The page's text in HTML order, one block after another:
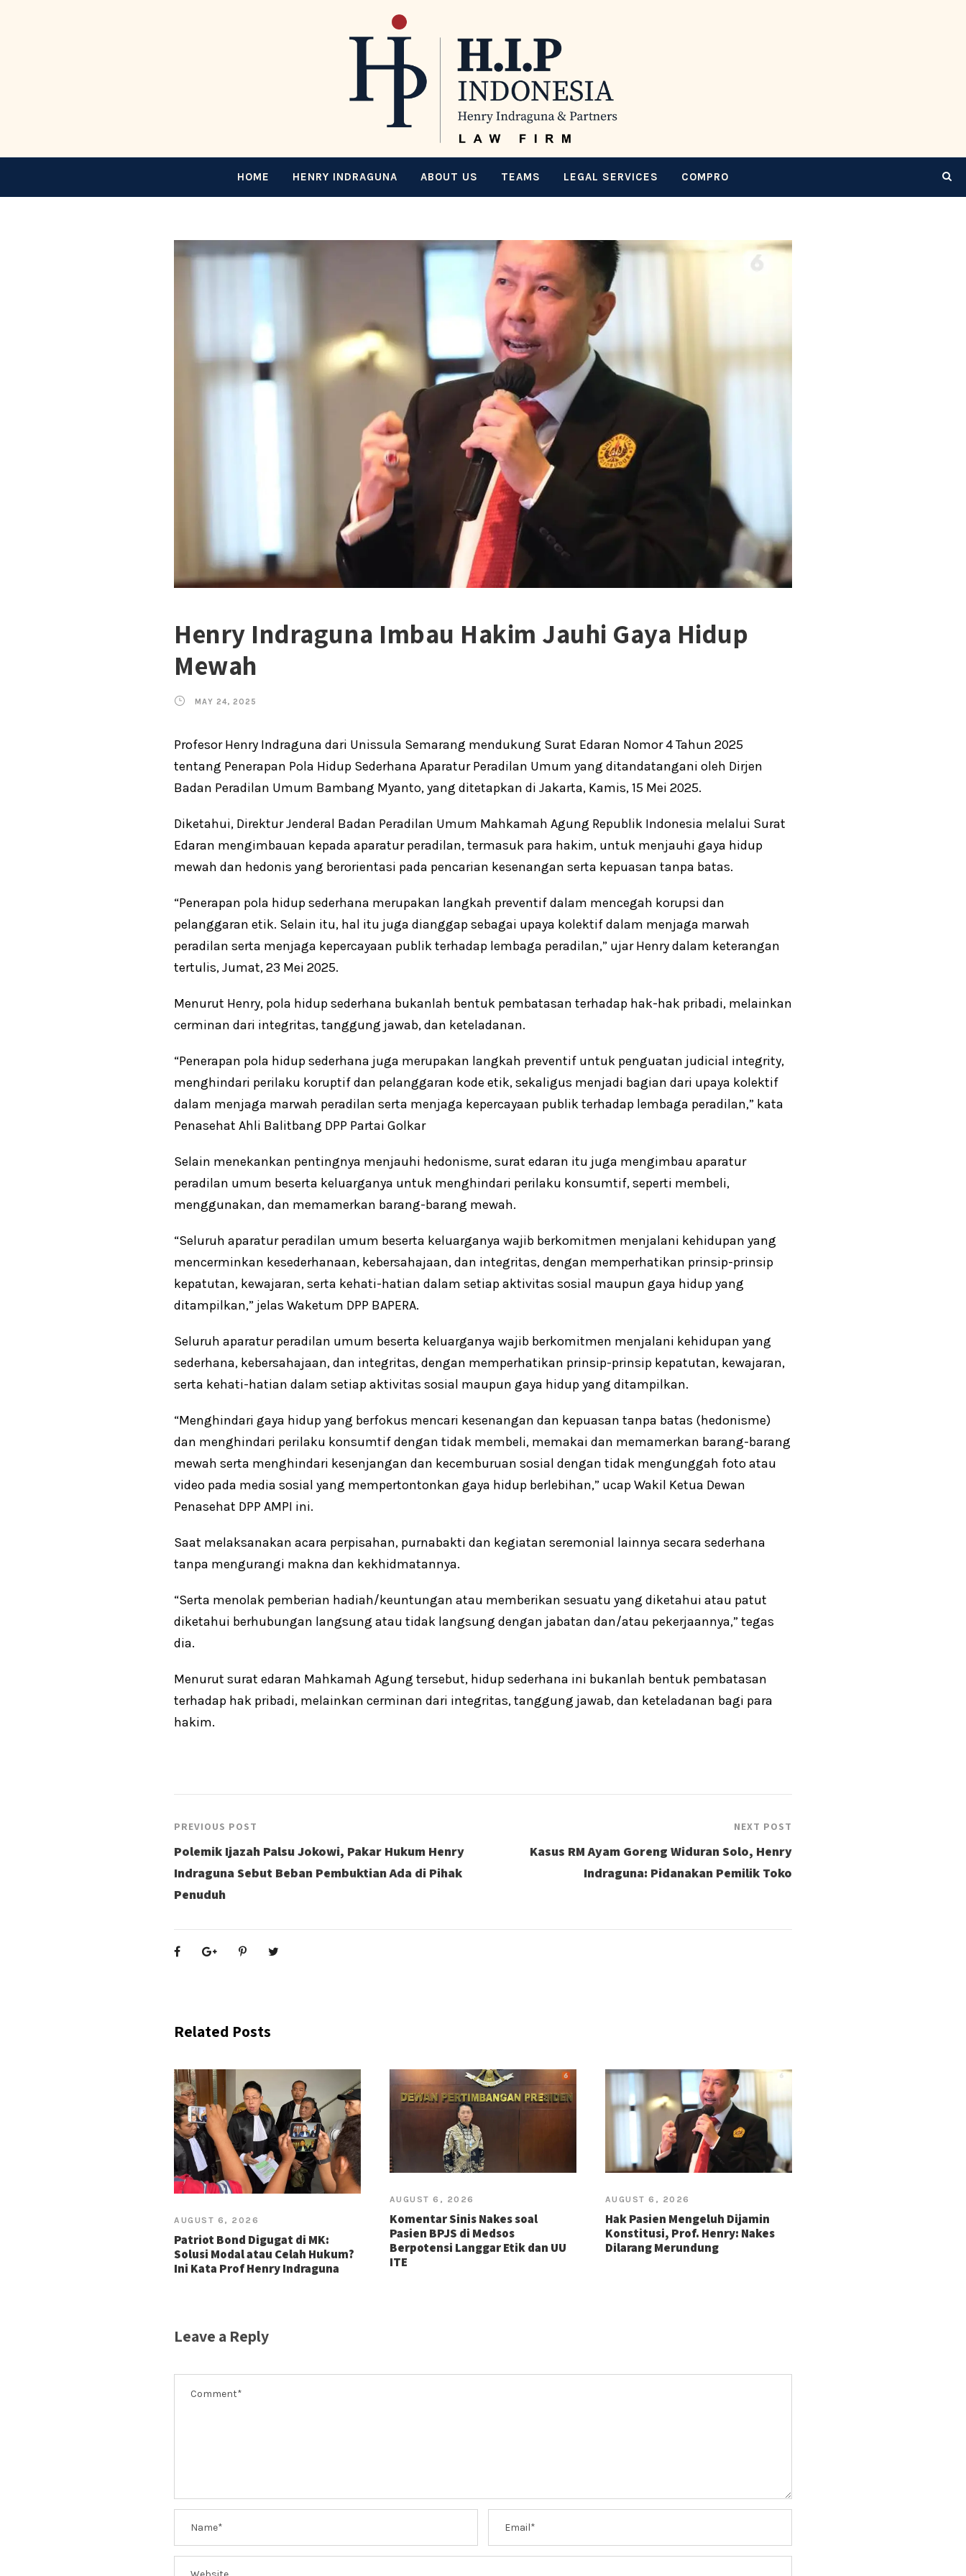
HOME HENRY INDRAGUNA ABOUT US TEAMS LEGAL SERVICES COMPRO
Henry Indraguna Imbau Hakim Jauhi Gaya Hidup
Mewah
MAY 24, 2025
Profesor Henry Indraguna dari Unissula Semarang mendukung Surat Edaran Nomor 4 Tahun 2025
tentang Penerapan Pola Hidup Sederhana Aparatur Peradilan Umum yang ditandatangani oleh Dirjen
Badan Peradilan Umum Bambang Myanto, yang ditetapkan di Jakarta, Kamis, 15 Mei 2025.
Diketahui, Direktur Jenderal Badan Peradilan Umum Mahkamah Agung Republik Indonesia melalui Surat
Edaran mengimbauan kepada aparatur peradilan, termasuk para hakim, untuk menjauhi gaya hidup
mewah dan hedonis yang berorientasi pada pencarian kesenangan serta kepuasan tanpa batas.
“Penerapan pola hidup sederhana merupakan langkah preventif dalam mencegah korupsi dan
pelanggaran etik. Selain itu, hal itu juga dianggap sebagai upaya kolektif dalam menjaga marwah
peradilan serta menjaga kepercayaan publik terhadap lembaga peradilan,” ujar Henry dalam keterangan
tertulis, Jumat, 23 Mei 2025.
Menurut Henry, pola hidup sederhana bukanlah bentuk pembatasan terhadap hak-hak pribadi, melainkan
cerminan dari integritas, tanggung jawab, dan keteladanan.
“Penerapan pola hidup sederhana juga merupakan langkah preventif untuk penguatan judicial integrity,
menghindari perilaku koruptif dan pelanggaran kode etik, sekaligus menjadi bagian dari upaya kolektif
dalam menjaga marwah peradilan serta menjaga kepercayaan publik terhadap lembaga peradilan,” kata
Penasehat Ahli Balitbang DPP Partai Golkar
Selain menekankan pentingnya menjauhi hedonisme, surat edaran itu juga mengimbau aparatur
peradilan umum beserta keluarganya untuk menghindari perilaku konsumtif, seperti membeli,
menggunakan, dan memamerkan barang-barang mewah.
“Seluruh aparatur peradilan umum beserta keluarganya wajib berkomitmen menjalani kehidupan yang
mencerminkan kesederhanaan, kebersahajaan, dan integritas, dengan memperhatikan prinsip-prinsip
kepatutan, kewajaran, serta kehati-hatian dalam setiap aktivitas sosial maupun gaya hidup yang
ditampilkan,” jelas Waketum DPP BAPERA.
Seluruh aparatur peradilan umum beserta keluarganya wajib berkomitmen menjalani kehidupan yang
sederhana, kebersahajaan, dan integritas, dengan memperhatikan prinsip-prinsip kepatutan, kewajaran,
serta kehati-hatian dalam setiap aktivitas sosial maupun gaya hidup yang ditampilkan.
“Menghindari gaya hidup yang berfokus mencari kesenangan dan kepuasan tanpa batas (hedonisme)
dan menghindari perilaku konsumtif dengan tidak membeli, memakai dan memamerkan barang-barang
mewah serta menghindari kesenjangan dan kecemburuan sosial dengan tidak mengunggah foto atau
video pada media sosial yang mempertontonkan gaya hidup berlebihan,” ucap Wakil Ketua Dewan
Penasehat DPP AMPI ini.
Saat melaksanakan acara perpisahan, purnabakti dan kegiatan seremonial lainnya secara sederhana
tanpa mengurangi makna dan kekhidmatannya.
“Serta menolak pemberian hadiah/keuntungan atau memberikan sesuatu yang diketahui atau patut
diketahui berhubungan langsung atau tidak langsung dengan jabatan dan/atau pekerjaannya,” tegas
dia.
Menurut surat edaran Mahkamah Agung tersebut, hidup sederhana ini bukanlah bentuk pembatasan
terhadap hak pribadi, melainkan cerminan dari integritas, tanggung jawab, dan keteladanan bagi para
hakim.
PREVIOUS POST
Polemik Ijazah Palsu Jokowi, Pakar Hukum Henry
Indraguna Sebut Beban Pembuktian Ada di Pihak
Penuduh
NEXT POST
Kasus RM Ayam Goreng Widuran Solo, Henry
Indraguna: Pidanakan Pemilik Toko
Related Posts
AUGUST 6, 2026
Patriot Bond Digugat di MK:
Solusi Modal atau Celah Hukum?
Ini Kata Prof Henry Indraguna
AUGUST 6, 2026
Komentar Sinis Nakes soal
Pasien BPJS di Medsos
Berpotensi Langgar Etik dan UU
ITE
AUGUST 6, 2026
Hak Pasien Mengeluh Dijamin
Konstitusi, Prof. Henry: Nakes
Dilarang Merundung
Leave a Reply